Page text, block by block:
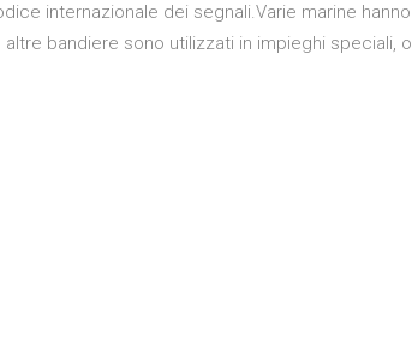
internazionale dei segnali.Varie marine hanno
bandiere sono utilizzati in impieghi speciali, o